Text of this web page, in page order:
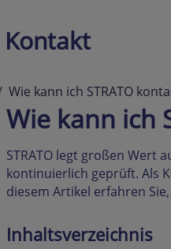
Wie kann ich STRATO
Wie kann ich
STRATO legt großen Wert
kontinuierlich geprüft. Als
diesem Artikel erfahren
Inhaltsverzeichnis